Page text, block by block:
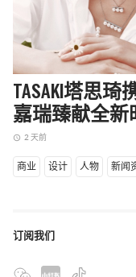
TASAKI塔思
嘉瑞臻献全新
access_time 2 天前
商业 设计 人物 新闻
订阅我们